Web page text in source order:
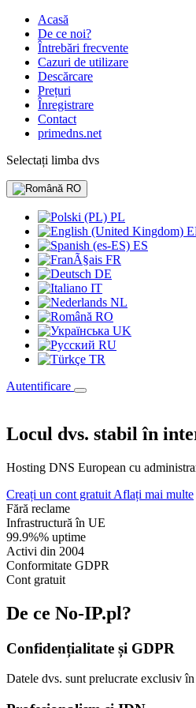
Acasă
De ce noi?
Întrebări frecvente
Cazuri de utilizare
Descărcare
Prețuri
Înregistrare
Contact
primedns.net
Selectați limba dvs
RO
PL
ES
FR
DE
IT
NL
RO
UK
RU
TR
Autentificare
Locul dvs. stabil în
Hosting DNS European cu
Creați un cont gratuit Aflați mai multe
Fără reclame
Infrastructură în UE
99.9%% uptime
Activi din 2004
Conformitate GDPR
Cont gratuit
De ce No-IP.pl?
Confidențialitate și GDPR
Datele dvs. sunt prelucrate exclusiv